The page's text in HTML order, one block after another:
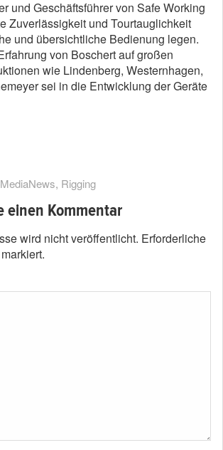
und Geschäftsführer von Safe Working
Zuverlässigkeit und Tourtauglichkeit
und übersichtliche Bedienung legen.
von Boschert auf großen
wie Lindenberg, Westernhagen,
sei in die Entwicklung der Geräte
, Rigging
einen Kommentar
wird nicht veröffentlicht. Erforderliche
markiert.